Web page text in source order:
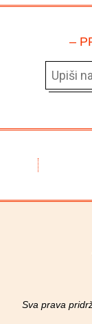
–
Sva prava